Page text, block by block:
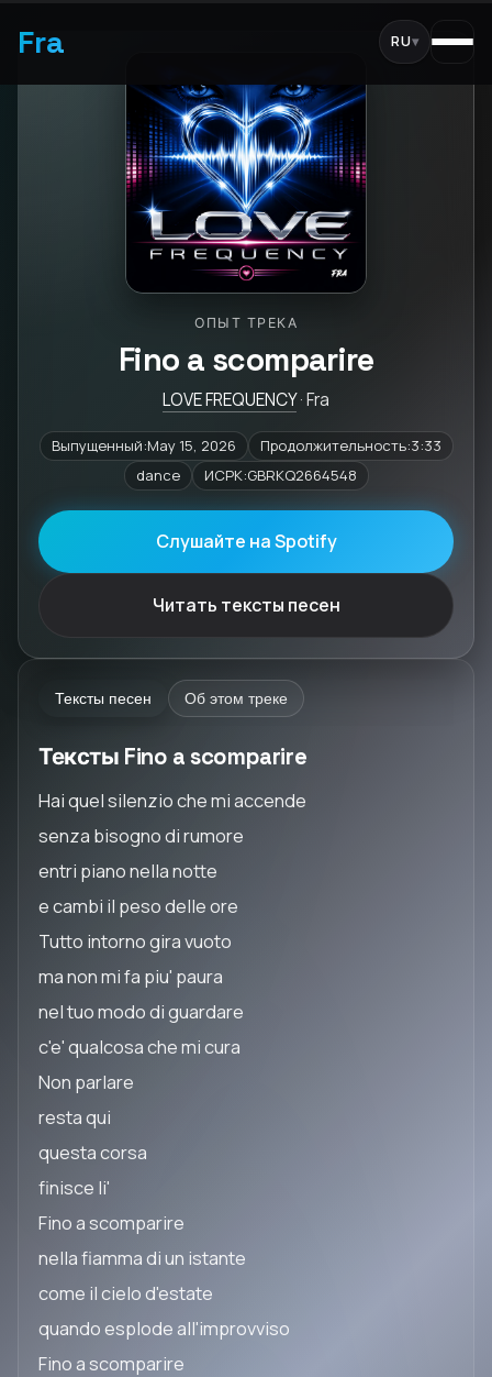
Fra RU▾
ОПЫТ ТРЕКА
Fino a scomparire
LOVE FREQUENCY· Fra
Выпущенный:May 15, 2026
Продолжительность:3:33
dance
ИСРК:GBRKQ2664548
Слушайте на Spotify
Читать тексты песен
Тексты песен Об этом треке
Тексты Fino a scomparire
Hai quel silenzio che mi accende
senza bisogno di rumore
entri piano nella notte
e cambi il peso delle ore
Tutto intorno gira vuoto
ma non mi fa piu' paura
nel tuo modo di guardare
c'e' qualcosa che mi cura
Non parlare
resta qui
questa corsa
finisce li'
Fino a scomparire
nella fiamma di un istante
come il cielo d'estate
quando esplode all'improvviso
Fino a scomparire